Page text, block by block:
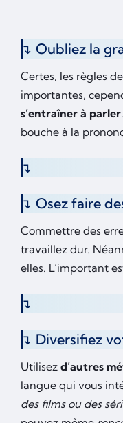
Oubliez la
Certes, les règles
importantes,
s’entraîner à parler
bouche à la
Osez faire
Commettre des
travaillez dur.
elles. L’important
Diversifiez
Utilisez d’autres
langue qui vous
des films ou des